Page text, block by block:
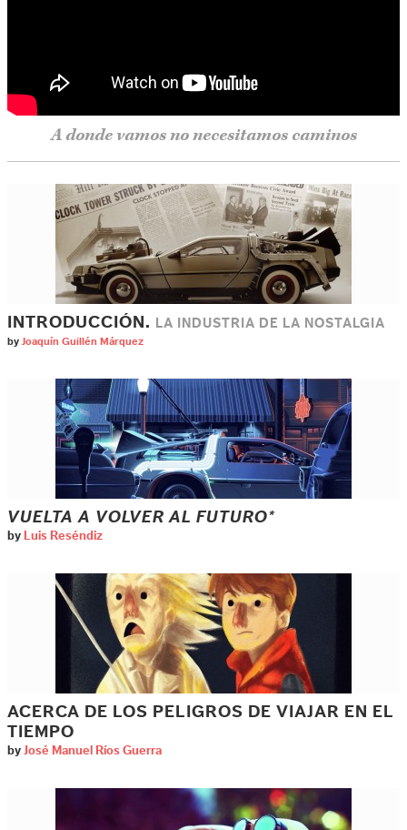
A donde vamos no necesitamos caminos
INTRODUCCIÓN. LA INDUSTRIA DE LA NOSTALGIA
by Joaquín Guillén Márquez
VUELTA A VOLVER AL FUTURO*
by Luis Reséndiz
ACERCA DE LOS PELIGROS DE VIAJAR EN EL
TIEMPO
by José Manuel Ríos Guerra